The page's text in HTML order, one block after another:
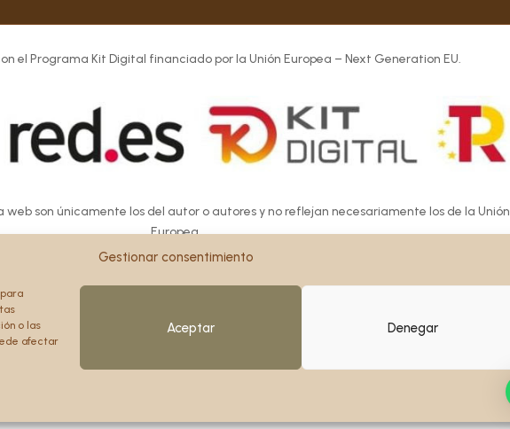
Gestionar consentimiento
o las
afectar
Aceptar Denegar
el Programa Kit Digital financiado por la Unión Europea – Next Generation EU.
web son únicamente los del autor o autores y no reflejan necesariamente los de la
Europea.
ni la Comisión Europea pueden ser consideradas responsables de las mismas.